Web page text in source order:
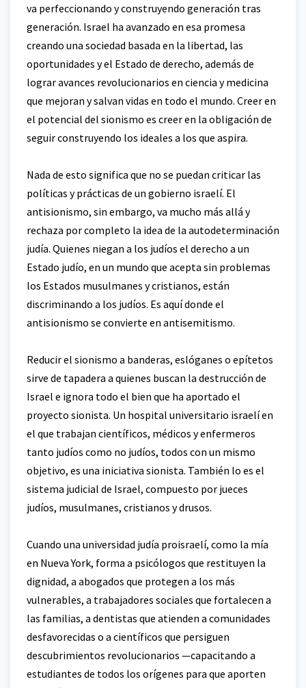
va perfeccionando y construyendo generación tras
generación. Israel ha avanzado en esa promesa
creando una sociedad basada en la libertad, las
oportunidades y el Estado de derecho, además de
lograr avances revolucionarios en ciencia y medicina
que mejoran y salvan vidas en todo el mundo. Creer en
el potencial del sionismo es creer en la obligación de
seguir construyendo los ideales a los que aspira.
Nada de esto significa que no se puedan criticar las
políticas y prácticas de un gobierno israelí. El
antisionismo, sin embargo, va mucho más allá y
rechaza por completo la idea de la autodeterminación
judía. Quienes niegan a los judíos el derecho a un
Estado judío, en un mundo que acepta sin problemas
los Estados musulmanes y cristianos, están
discriminando a los judíos. Es aquí donde el
antisionismo se convierte en antisemitismo.
Reducir el sionismo a banderas, eslóganes o epítetos
sirve de tapadera a quienes buscan la destrucción de
Israel e ignora todo el bien que ha aportado el
proyecto sionista. Un hospital universitario israelí en
el que trabajan científicos, médicos y enfermeros
tanto judíos como no judíos, todos con un mismo
objetivo, es una iniciativa sionista. También lo es el
sistema judicial de Israel, compuesto por jueces
judíos, musulmanes, cristianos y drusos.
Cuando una universidad judía proisraelí, como la mía
en Nueva York, forma a psicólogos que restituyen la
dignidad, a abogados que protegen a los más
vulnerables, a trabajadores sociales que fortalecen a
las familias, a dentistas que atienden a comunidades
desfavorecidas o a científicos que persiguen
descubrimientos revolucionarios —capacitando a
estudiantes de todos los orígenes para que aporten